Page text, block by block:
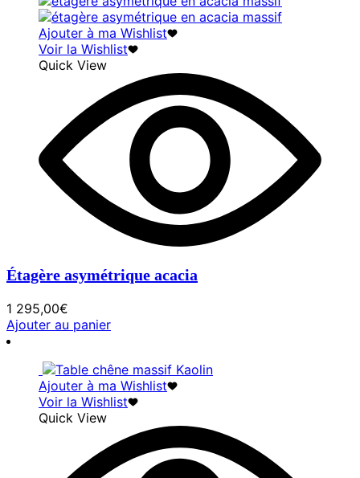
Ajouter à ma Wishlist
Voir la Wishlist
Quick View
Étagère asymétrique acacia
1 295,00€
Ajouter au panier
Ajouter à ma Wishlist
Voir la Wishlist
Quick View